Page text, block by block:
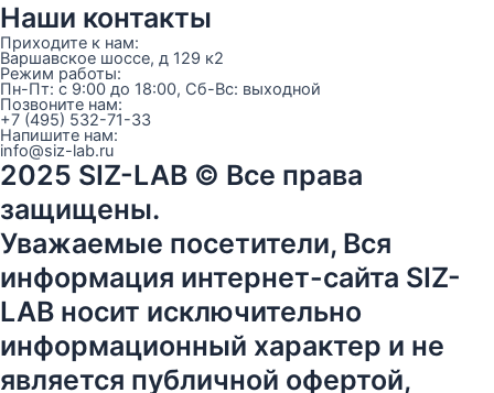
Наши контакты
Приходите к нам:
Варшавское шоссе, д 129 к2
Режим работы:
Пн-Пт: с 9:00 до 18:00, Сб-Вс: выходной
Позвоните нам:
+7 (495) 532-71-33
Напишите нам:
info@siz-lab.ru
2025 SIZ-LAB © Все права
защищены.
Уважаемые посетители, Вся
информация интернет-сайта SIZ-
LAB носит исключительно
информационный характер и не
является публичной офертой,